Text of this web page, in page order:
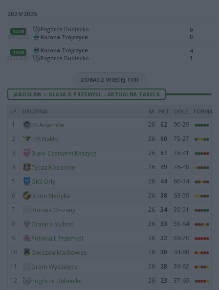
2024/2025
15:00
30.03.2025
Pogórze Dubiecko
Korona Trójczyce
0
0
14:00
25.08.2024
Korona Trójczyce
Pogórze Dubiecko
4
1
ZOBACZ WIĘCEJ (10)
JAROSŁAW > KLASA A PRZEMYŚL - AKTUALNA TABELA
LP DRUŻYNA M PKT GOLE FORMA
1 KS Arłamów 26 62
90-29
2
LKS Nakło 26 60
75-27
3
Biało-Czerwoni Kaszyce 26 51
76-41
4
Tęcza Kosienice 26 49
76-48
5
GKS Orły 26 44
60-34
6
Bizon Medyka 26 38
63-59
7
Korona Olszany 26 34
39-51
8
Granica Stubno 26 33
55-64
9
Polonia II Przemyśl 26 32
59-70
10
Gwiazda Maćkowice 26 30
44-68
11
Grom Wyszatyce 26 28
39-62
12
Pogórze Dubiecko 26 23
37-69